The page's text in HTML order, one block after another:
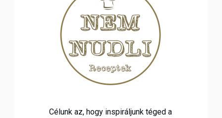
Célunk az, hogy inspiráljunk téged a